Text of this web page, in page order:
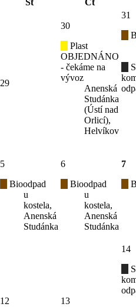
St Čt
29
30
Plast
OBJEDNÁNO
- čekáme na
vývoz
Anenská
Studánka
(Ústí nad
Orlicí),
Helvíkov
31
5
Bioodpad
u
kostela,
Anenská
Studánka
6
Bioodpad
u
kostela,
Anenská
Studánka
7
12 13
14